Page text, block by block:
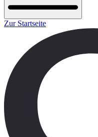
Zur Startseite